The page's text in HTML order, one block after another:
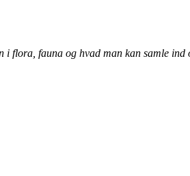
flora, fauna og hvad man kan samle ind